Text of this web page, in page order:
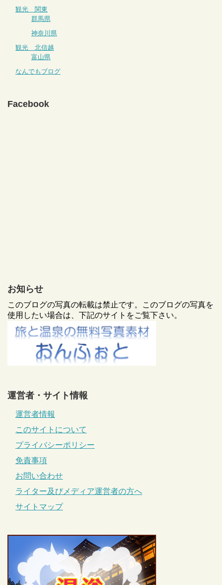
観光 関東
群馬県
神奈川県
観光 北信越
富山県
なんでもブログ
Facebook
お知らせ
このブログの写真の転載は禁止です。このブログの写真を
使用したい場合は、下記のサイトをご覧下さい。
運営者・サイト情報
運営者情報
このサイトについて
プライバシーポリシー
免責事項
お問い合わせ
ライター及びメディア運営者の方へ
サイトマップ